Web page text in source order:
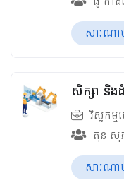
សារណាប
សិក្សា និង
វិស្វកម្ម
តុន សុ
សារណាប